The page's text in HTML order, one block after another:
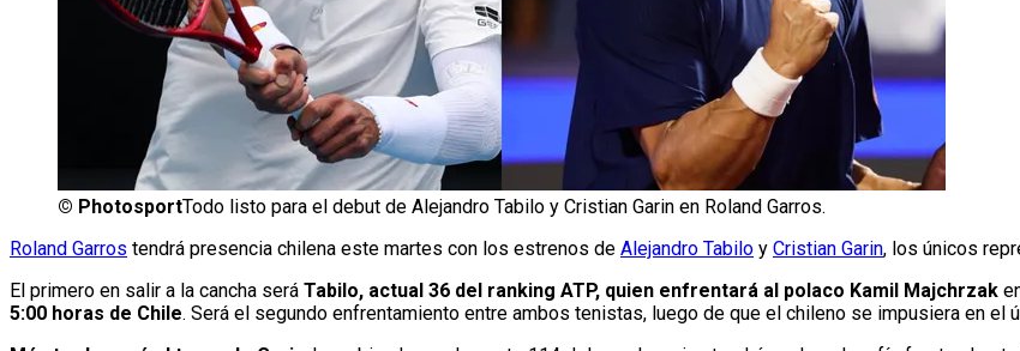
© PhotosportTodo listo para el debut de Alejandro Tabilo y Cristian Garin en Roland Garros.
Roland Garros tendrá presencia chilena este martes con los estrenos de Alejandro Tabilo y Cristian Garin, los únicos
El primero en salir a la cancha será Tabilo, actual 36 del ranking ATP, quien enfrentará al polaco Kamil Majchrzak
5:00 horas de Chile. Será el segundo enfrentamiento entre ambos tenistas, luego de que el chileno se impusiera en el